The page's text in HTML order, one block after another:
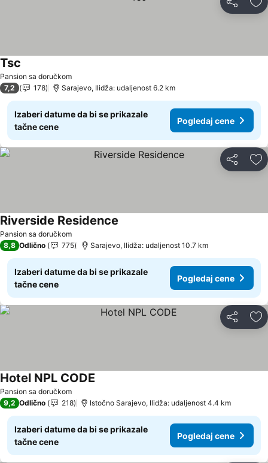
Deli
Pansion sa doručkom
Tsc
7,2 178 Sarajevo, Ilidža: udaljenost 6.2 km
Izaberi datume da bi se prikazale
tačne cene
Pogledaj cene
Deli
Pansion sa doručkom
Riverside Residence
8,8 Odlično 775 Sarajevo, Ilidža: udaljenost 10.7 km
Izaberi datume da bi se prikazale
tačne cene
Pogledaj cene
Deli
Pansion sa doručkom
Hotel NPL CODE
9,2 Odlično 218 Istočno Sarajevo, Ilidža: udaljenost 4.4 km
Izaberi datume da bi se prikazale
tačne cene
Pogledaj cene